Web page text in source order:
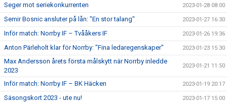
Seger mot seriekonkurrenten 2023-01-28 08:00
Semir Bosnic ansluter på lån: "En stor talang" 2023-01-27 16:30
Inför match: Norrby IF – Tvååkers IF 2023-01-26 19:36
Anton Pärleholt klar för Norrby: "Fina ledaregenskaper" 2023-01-23 15:30
Max Andersson årets första målskytt när Norrby inledde
2023
2023-01-21 11:50
Inför match: Norrby IF – BK Häcken 2023-01-19 20:17
Säsongskort 2023 - ute nu! 2023-01-17 15:00